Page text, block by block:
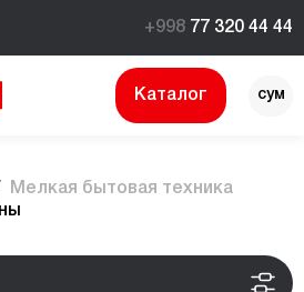
+998 77 320 44 44
Каталог сум
Мелкая бытовая техника